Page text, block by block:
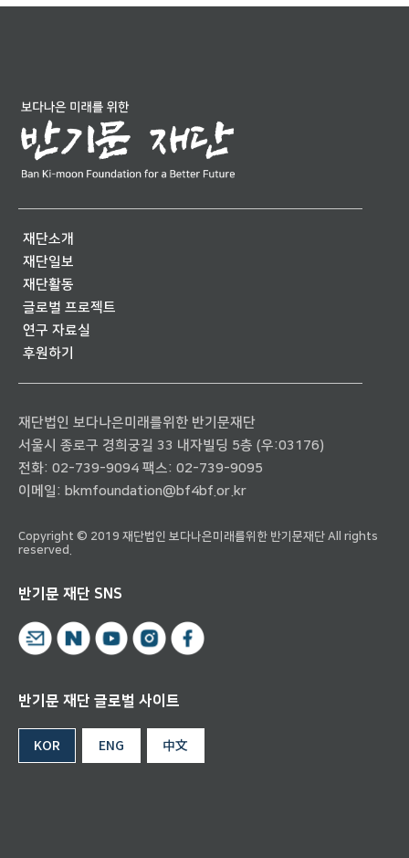
재단소개
재단일보
재단활동
글로벌 프로젝트
연구 자료실
후원하기
재단법인 보다나은미래를위한 반기문재단
서울시 종로구 경희궁길 33 내자빌딩 5층 (우:03176)
전화: 02-739-9094 팩스: 02-739-9095
이메일: bkmfoundation@bf4bf.or.kr
Copyright © 2019 재단법인 보다나은미래를위한 반기문재단 All rights
reserved.
반기문 재단 SNS
반기문 재단 글로벌 사이트
KOR ENG 中文